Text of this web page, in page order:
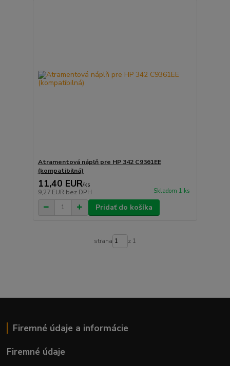
Atramentová náplň pre HP 342 C9361EE
(kompatibilná)
11,40 EUR/ks
9,27 EUR bez DPH Skladom 1 ks
Pridať do košíka
strana z 1
Firemné údaje a informácie
Firemné údaje